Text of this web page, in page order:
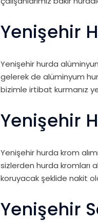
Yenişehir
Yenişehir hurda
gelerek de alüminyum
bizimle irtibat kurmanız
Yenişehir
Yenişehir hurda krom
sizlerden hurda kromları
koruyacak şeklide nakit
Yenişehir